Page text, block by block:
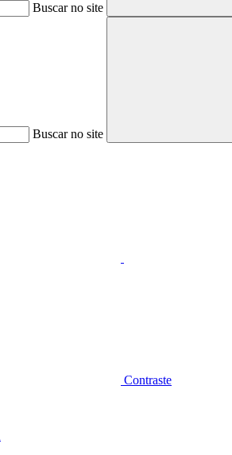
Buscar no site
Buscar no site
Contraste